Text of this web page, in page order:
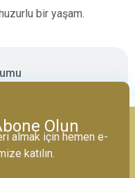
bir yaşam.
Olun
almak için hemen e-
katılın.